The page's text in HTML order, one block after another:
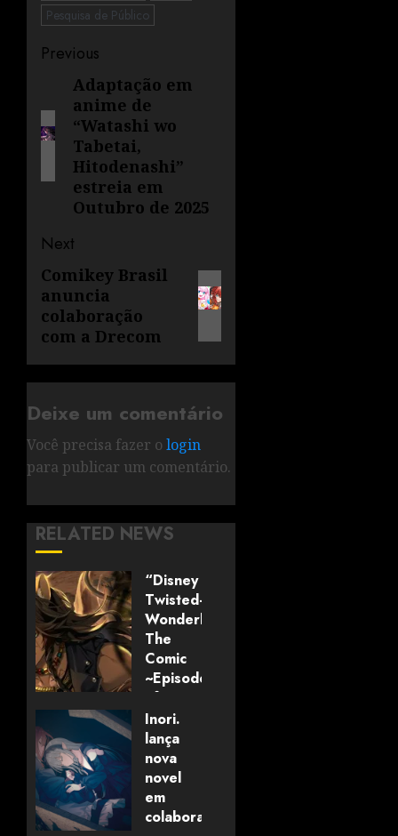
Pesquisa de Público
Previous
Adaptação em
anime de
“Watashi wo
Tabetai,
Hitodenashi”
estreia em
Outubro de 2025
Next
Comikey Brasil
anuncia
colaboração
com a Drecom
Deixe um comentário
Você precisa fazer o login
para publicar um comentário.
RELATED NEWS
“Disney
Twisted-
Wonderland:
The
Comic
~Episode
of
Savanaclaw~”
anunciado
pela
Universo
dos
Livros
Inori.
lança
nova
novel
em
colaboração